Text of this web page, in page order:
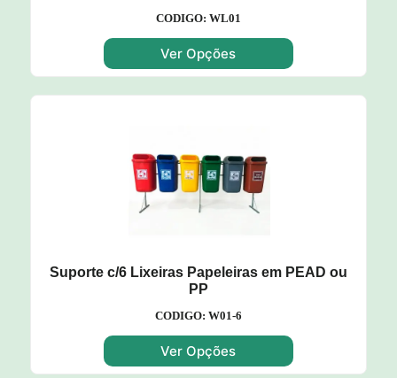
CODIGO: WL01
Ver Opções
Suporte c/6 Lixeiras Papeleiras em PEAD ou
PP
CODIGO: W01-6
Ver Opções